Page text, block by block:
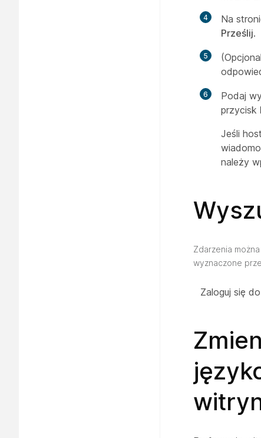
4
Na
Prześlij.
5
6
Podaj
przycisk
Jeśli
należy
Zdarzenia
wyznaczone
Zaloguj się